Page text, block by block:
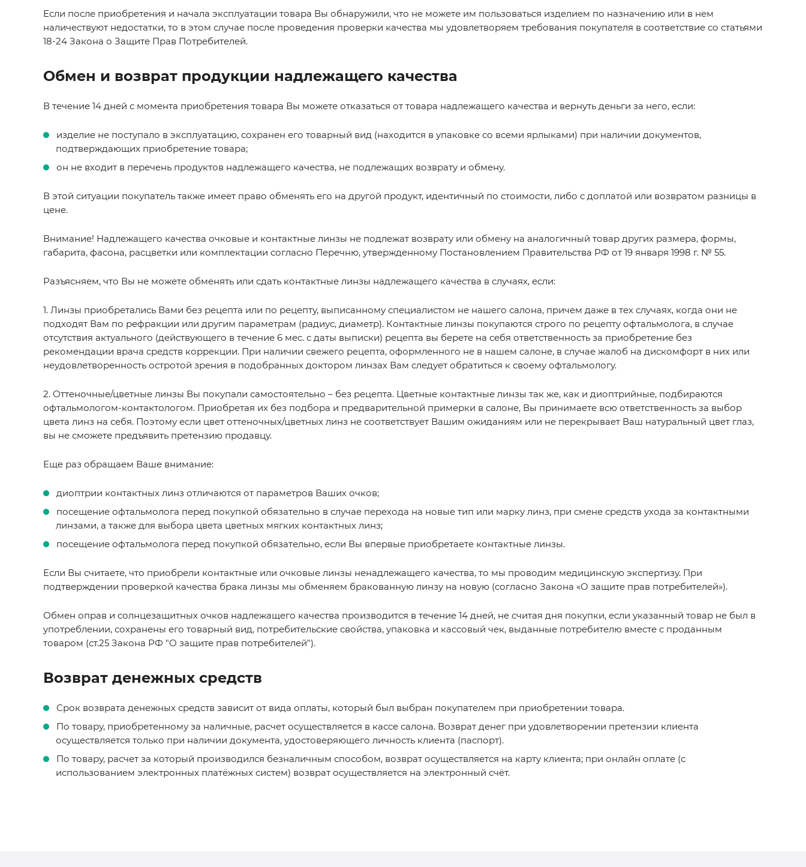
Если после приобретения и начала эксплуатации товара Вы обнаружили, что не можете им пользоваться изделием по назначению или в нем
наличествуют недостатки, то в этом случае после проведения проверки качества мы удовлетворяем требования покупателя в соответствие со статьями
18-24 Закона о Защите Прав Потребителей.
Обмен и возврат продукции надлежащего качества
В течение 14 дней с момента приобретения товара Вы можете отказаться от товара надлежащего качества и вернуть деньги за него, если:
изделие не поступало в эксплуатацию, сохранен его товарный вид (находится в упаковке со всеми ярлыками) при наличии документов,
подтверждающих приобретение товара;
он не входит в перечень продуктов надлежащего качества, не подлежащих возврату и обмену.
В этой ситуации покупатель также имеет право обменять его на другой продукт, идентичный по стоимости, либо с доплатой или возвратом разницы в
цене.
Внимание! Надлежащего качества очковые и контактные линзы не подлежат возврату или обмену на аналогичный товар других размера, формы,
габарита, фасона, расцветки или комплектации согласно Перечню, утвержденному Постановлением Правительства РФ от 19 января 1998 г. № 55.
Разъясняем, что Вы не можете обменять или сдать контактные линзы надлежащего качества в случаях, если:
1. Линзы приобретались Вами без рецепта или по рецепту, выписанному специалистом не нашего салона, причем даже в тех случаях, когда они не
подходят Вам по рефракции или другим параметрам (радиус, диаметр). Контактные линзы покупаются строго по рецепту офтальмолога, в случае
отсутствия актуального (действующего в течение 6 мес. с даты выписки) рецепта вы берете на себя ответственность за приобретение без
рекомендации врача средств коррекции. При наличии свежего рецепта, оформленного не в нашем салоне, в случае жалоб на дискомфорт в них или
неудовлетворенность остротой зрения в подобранных доктором линзах Вам следует обратиться к своему офтальмологу.
2. Оттеночные/цветные линзы Вы покупали самостоятельно – без рецепта. Цветные контактные линзы так же, как и диоптрийные, подбираются
офтальмологом-контактологом. Приобретая их без подбора и предварительной примерки в салоне, Вы принимаете всю ответственность за выбор
цвета линз на себя. Поэтому если цвет оттеночных/цветных линз не соответствует Вашим ожиданиям или не перекрывает Ваш натуральный цвет глаз,
вы не сможете предъявить претензию продавцу.
Еще раз обращаем Ваше внимание:
диоптрии контактных линз отличаются от параметров Ваших очков;
посещение офтальмолога перед покупкой обязательно в случае перехода на новые тип или марку линз, при смене средств ухода за контактными
линзами, а также для выбора цвета цветных мягких контактных линз;
посещение офтальмолога перед покупкой обязательно, если Вы впервые приобретаете контактные линзы.
Если Вы считаете, что приобрели контактные или очковые линзы ненадлежащего качества, то мы проводим медицинскую экспертизу. При
подтверждении проверкой качества брака линзы мы обменяем бракованную линзу на новую (согласно Закона «О защите прав потребителей»).
Обмен оправ и солнцезащитных очков надлежащего качества производится в течение 14 дней, не считая дня покупки, если указанный товар не был в
употреблении, сохранены его товарный вид, потребительские свойства, упаковка и кассовый чек, выданные потребителю вместе с проданным
товаром (ст.25 Закона РФ "О защите прав потребителей").
Возврат денежных средств
Срок возврата денежных средств зависит от вида оплаты, который был выбран покупателем при приобретении товара.
По товару, приобретенному за наличные, расчет осуществляется в кассе салона. Возврат денег при удовлетворении претензии клиента
осуществляется только при наличии документа, удостоверяющего личность клиента (паспорт).
По товару, расчет за который производился безналичным способом, возврат осуществляется на карту клиента; при онлайн оплате (с
использованием электронных платёжных систем) возврат осуществляется на электронный счёт.